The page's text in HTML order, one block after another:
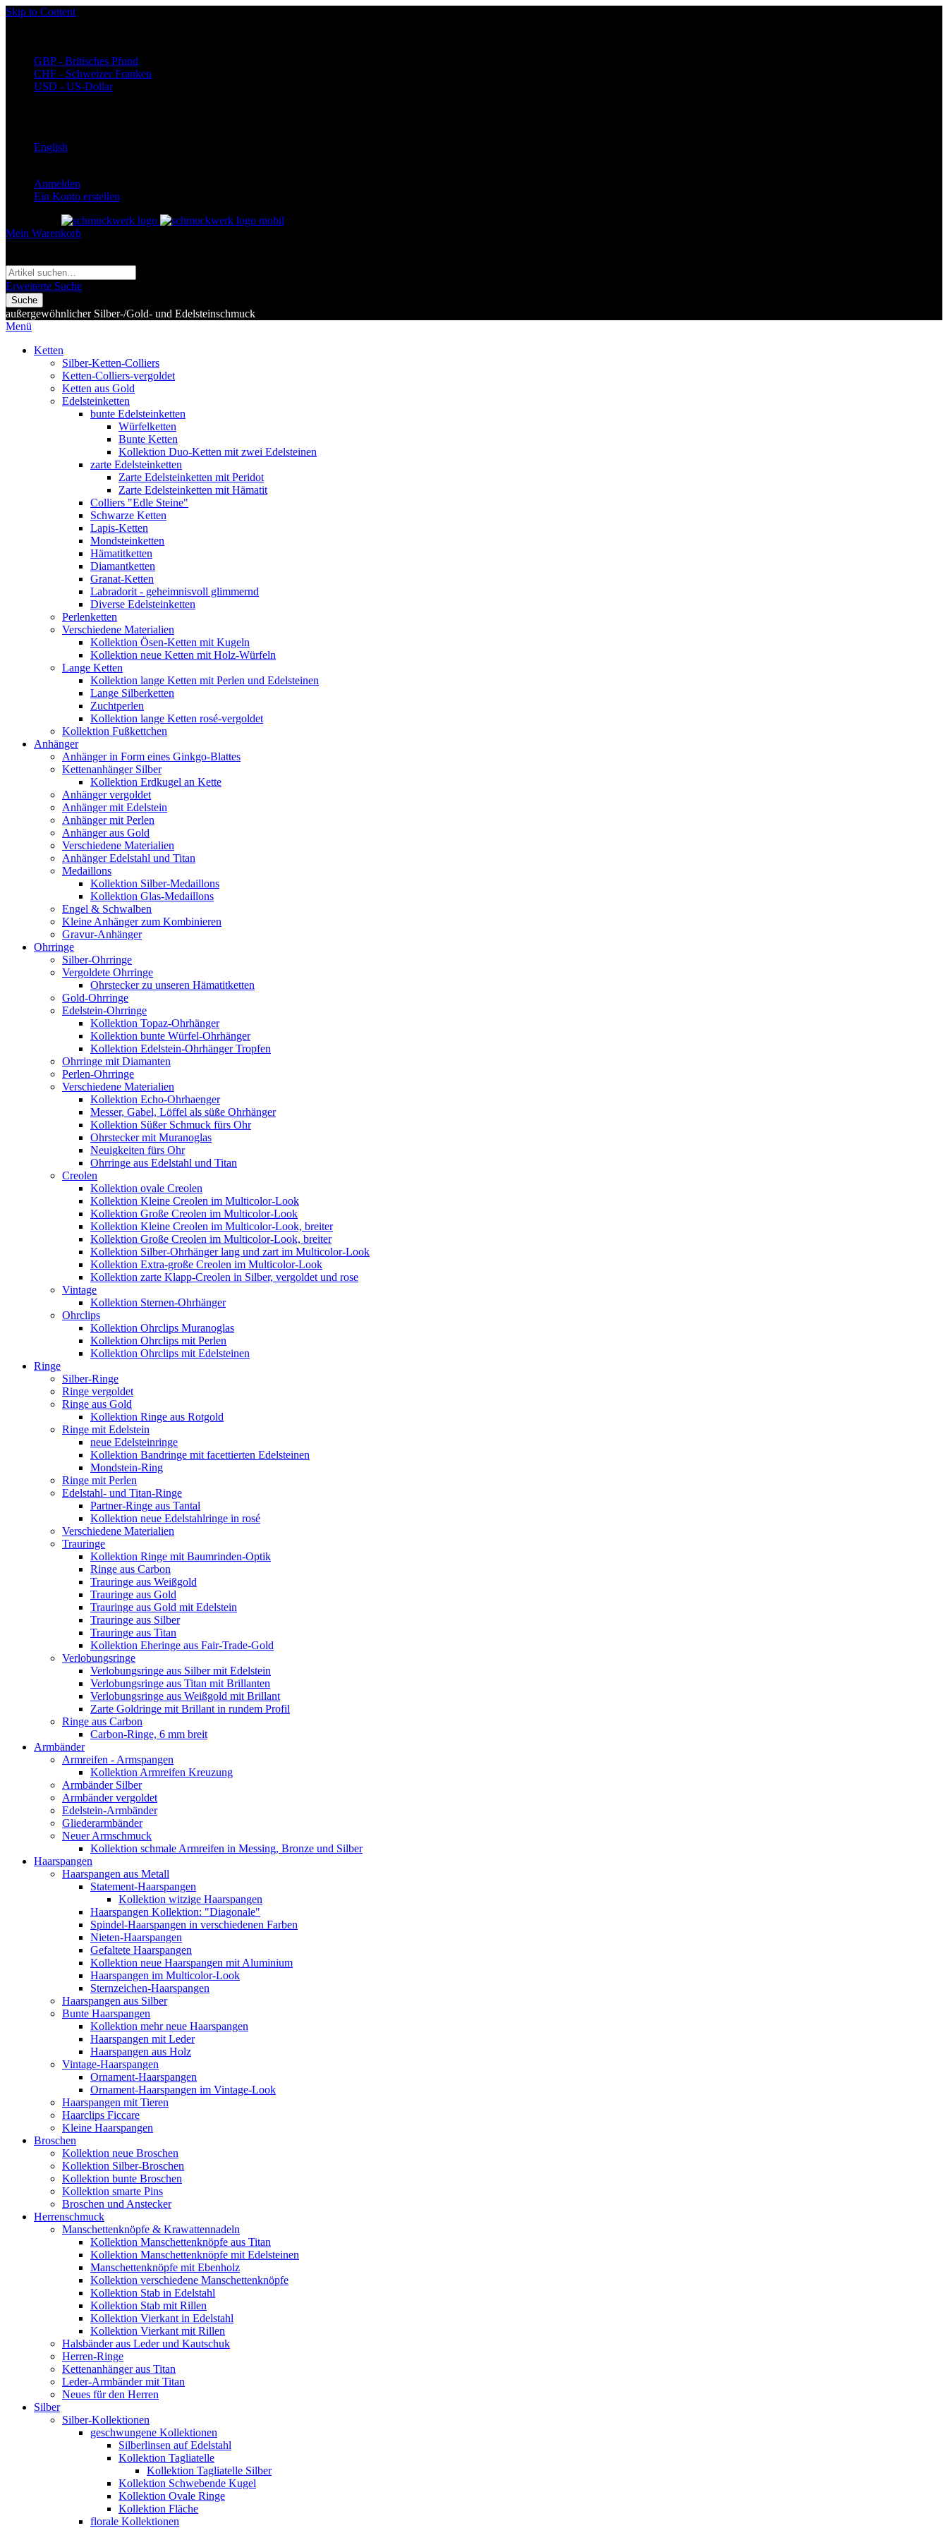
Skip to Content
GBP - Britisches Pfund
CHF - Schweizer Franken
USD - US-Dollar
English
Anmelden
Ein Konto erstellen
Mein Warenkorb
Erweiterte Suche
Suche
außergewöhnlicher Silber-/Gold- und Edelsteinschmuck
Menü
Ketten
Silber-Ketten-Colliers
Ketten-Colliers-vergoldet
Ketten aus Gold
Edelsteinketten
bunte Edelsteinketten
Würfelketten
Bunte Ketten
Kollektion Duo-Ketten mit zwei Edelsteinen
zarte Edelsteinketten
Zarte Edelsteinketten mit Peridot
Zarte Edelsteinketten mit Hämatit
Colliers "Edle Steine"
Schwarze Ketten
Lapis-Ketten
Mondsteinketten
Hämatitketten
Diamantketten
Granat-Ketten
Labradorit - geheimnisvoll glimmernd
Diverse Edelsteinketten
Perlenketten
Verschiedene Materialien
Kollektion Ösen-Ketten mit Kugeln
Kollektion neue Ketten mit Holz-Würfeln
Lange Ketten
Kollektion lange Ketten mit Perlen und Edelsteinen
Lange Silberketten
Zuchtperlen
Kollektion lange Ketten rosé-vergoldet
Kollektion Fußkettchen
Anhänger
Anhänger in Form eines Ginkgo-Blattes
Kettenanhänger Silber
Kollektion Erdkugel an Kette
Anhänger vergoldet
Anhänger mit Edelstein
Anhänger mit Perlen
Anhänger aus Gold
Verschiedene Materialien
Anhänger Edelstahl und Titan
Medaillons
Kollektion Silber-Medaillons
Kollektion Glas-Medaillons
Engel & Schwalben
Kleine Anhänger zum Kombinieren
Gravur-Anhänger
Ohrringe
Silber-Ohrringe
Vergoldete Ohrringe
Ohrstecker zu unseren Hämatitketten
Gold-Ohrringe
Edelstein-Ohrringe
Kollektion Topaz-Ohrhänger
Kollektion bunte Würfel-Ohrhänger
Kollektion Edelstein-Ohrhänger Tropfen
Ohrringe mit Diamanten
Perlen-Ohrringe
Verschiedene Materialien
Kollektion Echo-Ohrhaenger
Messer, Gabel, Löffel als süße Ohrhänger
Kollektion Süßer Schmuck fürs Ohr
Ohrstecker mit Muranoglas
Neuigkeiten fürs Ohr
Ohrringe aus Edelstahl und Titan
Creolen
Kollektion ovale Creolen
Kollektion Kleine Creolen im Multicolor-Look
Kollektion Große Creolen im Multicolor-Look
Kollektion Kleine Creolen im Multicolor-Look, breiter
Kollektion Große Creolen im Multicolor-Look, breiter
Kollektion Silber-Ohrhänger lang und zart im Multicolor-Look
Kollektion Extra-große Creolen im Multicolor-Look
Kollektion zarte Klapp-Creolen in Silber, vergoldet und rose
Vintage
Kollektion Sternen-Ohrhänger
Ohrclips
Kollektion Ohrclips Muranoglas
Kollektion Ohrclips mit Perlen
Kollektion Ohrclips mit Edelsteinen
Ringe
Silber-Ringe
Ringe vergoldet
Ringe aus Gold
Kollektion Ringe aus Rotgold
Ringe mit Edelstein
neue Edelsteinringe
Kollektion Bandringe mit facettierten Edelsteinen
Mondstein-Ring
Ringe mit Perlen
Edelstahl- und Titan-Ringe
Partner-Ringe aus Tantal
Kollektion neue Edelstahlringe in rosé
Verschiedene Materialien
Trauringe
Kollektion Ringe mit Baumrinden-Optik
Ringe aus Carbon
Trauringe aus Weißgold
Trauringe aus Gold
Trauringe aus Gold mit Edelstein
Trauringe aus Silber
Trauringe aus Titan
Kollektion Eheringe aus Fair-Trade-Gold
Verlobungsringe
Verlobungsringe aus Silber mit Edelstein
Verlobungsringe aus Titan mit Brillanten
Verlobungsringe aus Weißgold mit Brillant
Zarte Goldringe mit Brillant in rundem Profil
Ringe aus Carbon
Carbon-Ringe, 6 mm breit
Armbänder
Armreifen - Armspangen
Kollektion Armreifen Kreuzung
Armbänder Silber
Armbänder vergoldet
Edelstein-Armbänder
Gliederarmbänder
Neuer Armschmuck
Kollektion schmale Armreifen in Messing, Bronze und Silber
Haarspangen
Haarspangen aus Metall
Statement-Haarspangen
Kollektion witzige Haarspangen
Haarspangen Kollektion: "Diagonale"
Spindel-Haarspangen in verschiedenen Farben
Nieten-Haarspangen
Gefaltete Haarspangen
Kollektion neue Haarspangen mit Aluminium
Haarspangen im Multicolor-Look
Sternzeichen-Haarspangen
Haarspangen aus Silber
Bunte Haarspangen
Kollektion mehr neue Haarspangen
Haarspangen mit Leder
Haarspangen aus Holz
Vintage-Haarspangen
Ornament-Haarspangen
Ornament-Haarspangen im Vintage-Look
Haarspangen mit Tieren
Haarclips Ficcare
Kleine Haarspangen
Broschen
Kollektion neue Broschen
Kollektion Silber-Broschen
Kollektion bunte Broschen
Kollektion smarte Pins
Broschen und Anstecker
Herrenschmuck
Manschettenknöpfe & Krawattennadeln
Kollektion Manschettenknöpfe aus Titan
Kollektion Manschettenknöpfe mit Edelsteinen
Manschettenknöpfe mit Ebenholz
Kollektion verschiedene Manschettenknöpfe
Kollektion Stab in Edelstahl
Kollektion Stab mit Rillen
Kollektion Vierkant in Edelstahl
Kollektion Vierkant mit Rillen
Halsbänder aus Leder und Kautschuk
Herren-Ringe
Kettenanhänger aus Titan
Leder-Armbänder mit Titan
Neues für den Herren
Silber
Silber-Kollektionen
geschwungene Kollektionen
Silberlinsen auf Edelstahl
Kollektion Tagliatelle
Kollektion Tagliatelle Silber
Kollektion Schwebende Kugel
Kollektion Ovale Ringe
Kollektion Fläche
florale Kollektionen